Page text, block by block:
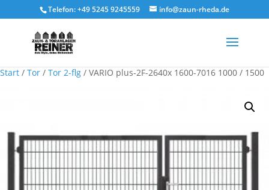
Telefon: +49 5245 9245559 info@zaun-rheda.de
Start / Tor / Tor 2-flg / VARIO plus-2F-2640x 1600-7016 1000 / 1500